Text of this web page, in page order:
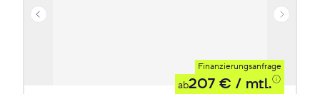
Finanzierungsanfrage
ab207 € / mtl.